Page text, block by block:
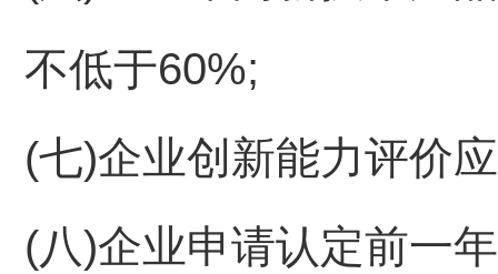
不低于60%;
(七)企业创新能力评价
(八)企业申请认定前一